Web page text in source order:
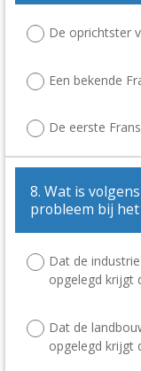
De oprichtster
Een bekende
De eerste
8. Wat is
probleem bij
Dat de
opgelegd krijgt
Dat de
opgelegd krijgt